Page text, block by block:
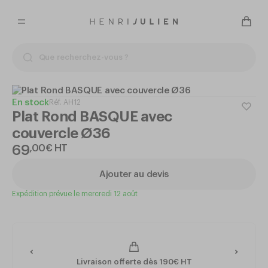
En stockRéf. AH12
Plat Rond BASQUE avec
couvercle Ø36
69,00€ HT
Ajouter au devis
Expédition prévue le mercredi 12 août
Livraison offerte dès 190€ HT